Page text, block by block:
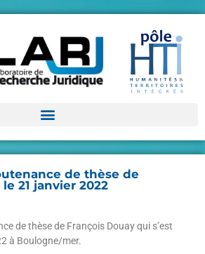
de thèse de
21 janvier 2022
de thèse de François Douay qui s’est
à Boulogne/mer.